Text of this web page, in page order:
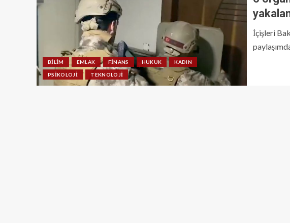
BILIM EMLAK FINANS HUKUK KADIN
PSIKOLOJI TEKNOLOJI
İçişleri